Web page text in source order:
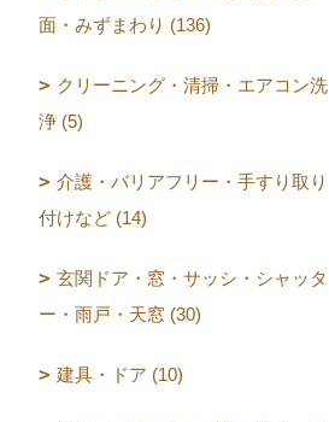
面・みずまわり (136)
クリーニング・清掃・エアコン洗
浄 (5)
介護・バリアフリー・手すり取り
付けなど (14)
玄関ドア・窓・サッシ・シャッタ
ー・雨戸・天窓 (30)
建具・ドア (10)